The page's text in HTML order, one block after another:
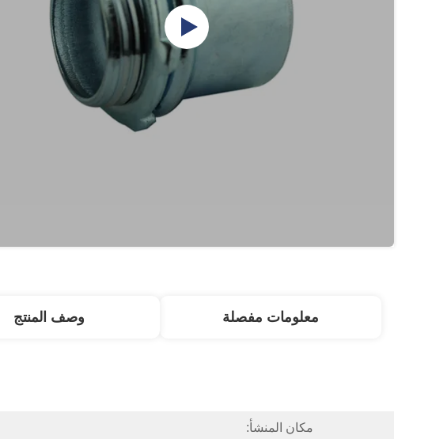
معلومات مفصلة وصف المنتج
مكان المنشأ: